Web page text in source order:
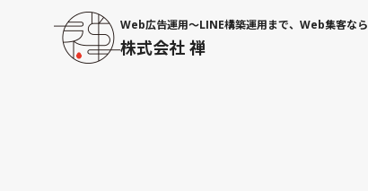
Web広告運用〜LINE構築運用まで、Web集客なら
株式会社 禅